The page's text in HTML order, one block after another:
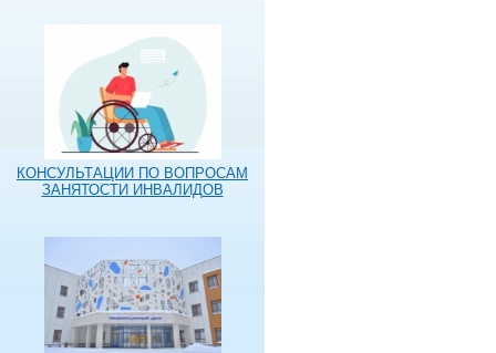
КОНСУЛЬТАЦИИ ПО ВОПРОСАМ
ЗАНЯТОСТИ ИНВАЛИДОВ